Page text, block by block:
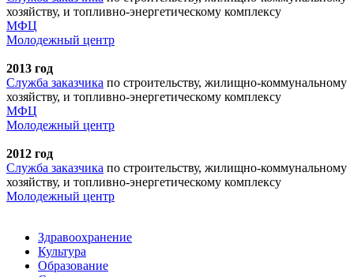
хозяйству, и топливно-энергетическому комплексу
МФЦ
Молодежный центр
2013 год
Служба заказчика по строительству, жилищно-коммунальному
хозяйству, и топливно-энергетическому комплексу
МФЦ
Молодежный центр
2012 год
Служба заказчика по строительству, жилищно-коммунальному
хозяйству, и топливно-энергетическому комплексу
Молодежный центр
Здравоохранение
Культура
Образование